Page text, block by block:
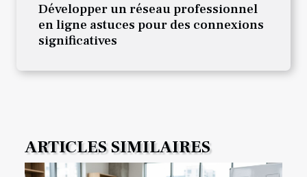
Développer un réseau professionnel
en ligne astuces pour des connexions
significatives
ARTICLES SIMILAIRES